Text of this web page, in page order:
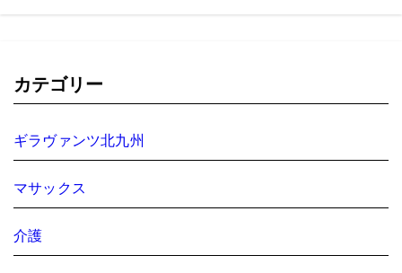
カテゴリー
ギラヴァンツ北九州
マサックス
介護